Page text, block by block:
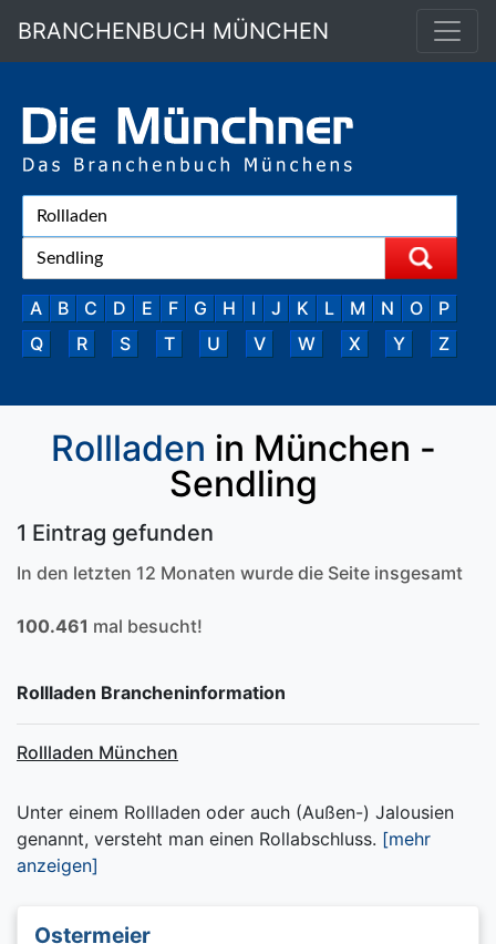
BRANCHENBUCH MÜNCHEN
A B C D E F G H I J K L M N O
P
Q
R S T U V W X Y Z
Rollladen in München -
Sendling
1 Eintrag gefunden
In den letzten 12 Monaten wurde die Seite insgesamt
100.461 mal besucht!
Rollladen Brancheninformation
Rollladen München
Unter einem Rollladen oder auch (Außen-) Jalousien
genannt, versteht man einen Rollabschluss. [mehr
anzeigen]
Ostermeier